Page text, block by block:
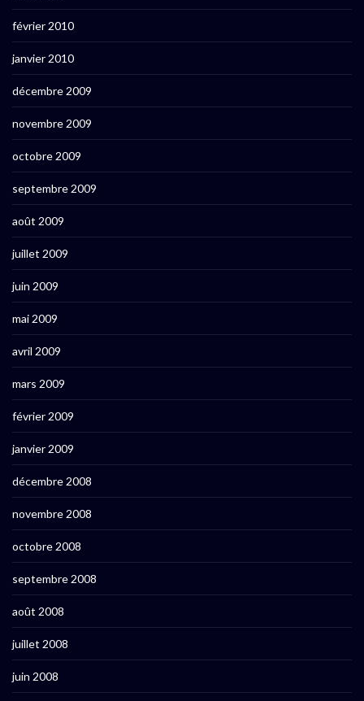
février 2010
janvier 2010
décembre 2009
novembre 2009
octobre 2009
septembre 2009
août 2009
juillet 2009
juin 2009
mai 2009
avril 2009
mars 2009
février 2009
janvier 2009
décembre 2008
novembre 2008
octobre 2008
septembre 2008
août 2008
juillet 2008
juin 2008